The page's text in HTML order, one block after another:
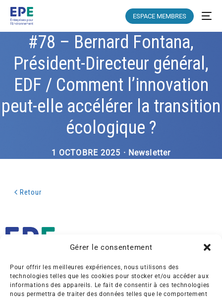
Gérer le consentement
Pour offrir les meilleures expériences, nous utilisons des
technologies telles que les cookies pour stocker et/ou accéder aux
informations des appareils. Le fait de consentir à ces technologies
nous permettra de traiter des données telles que le comportement
ESPACE MEMBRES
#78 – Bernard Fontana,
Président-Directeur général,
EDF / Comment l’innovation
peut-elle accélérer la transition
écologique ?
1 OCTOBRE 2025 · Newsletter
Retour
Créée en 1992, l’association française des Entreprises pour
l’Environnement (EPE) rassemble une soixantaine de grandes
entreprises françaises et internationales de tous les secteurs